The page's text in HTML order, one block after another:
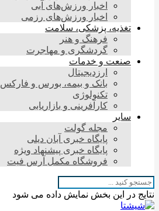
اخبار ورزش‌های آبی
اخبار ورزش‌های رزمی
تغذیه، پزشکی، سلامت
فرهنگ و هنر
گردشگری و مهاجرت
صنعت و خدمات
ارزدیجیتال
بانک و بیمه، بورس و فارکس
تکنولوژی
کارآفرینی و بازاریابی
سایر
مجله گولت
پایگاه خبری آبان دیلی
پایگاه خبری پیشنهاد ویژه
فروشگاه مکمل آرس فیت
نتایج در این بخش نمایش داده می شود